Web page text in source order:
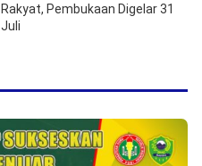
Rakyat, Pembukaan Digelar 31
Juli